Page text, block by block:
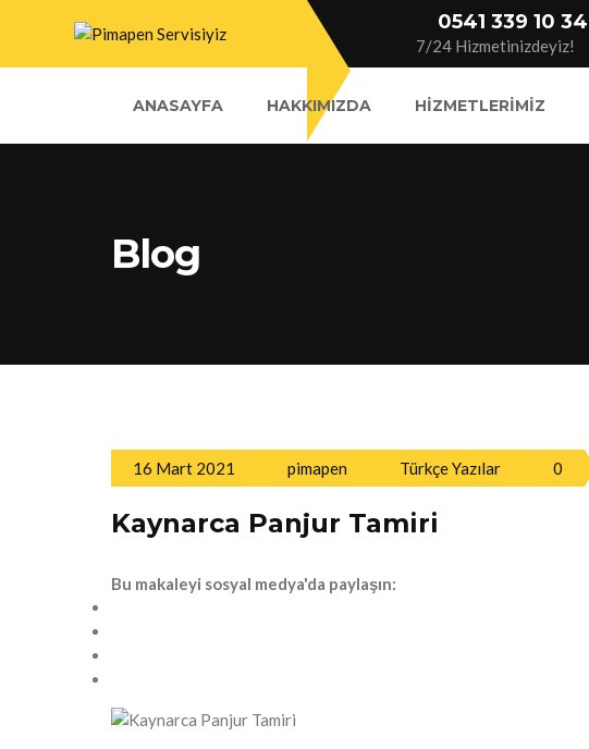
0541 339 10 34
7/24 Hizmetinizdeyiz!
ANASAYFA HAKKIMIZDA HIZMETLERIMIZ
Blog
16 Mart 2021 pimapen Türkçe Yazılar 0
Kaynarca Panjur Tamiri
Bu makaleyi sosyal medya'da paylaşın: